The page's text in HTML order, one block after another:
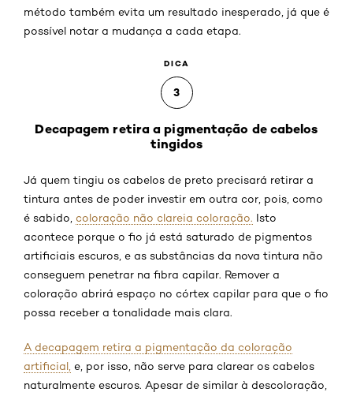
método também evita um resultado inesperado, já que é
possível notar a mudança a cada etapa.
DICA
3
Decapagem retira a pigmentação de cabelos
tingidos
Já quem tingiu os cabelos de preto precisará retirar a
tintura antes de poder investir em outra cor, pois, como
é sabido, coloração não clareia coloração. Isto
acontece porque o fio já está saturado de pigmentos
artificiais escuros, e as substâncias da nova tintura não
conseguem penetrar na fibra capilar. Remover a
coloração abrirá espaço no córtex capilar para que o fio
possa receber a tonalidade mais clara.
A decapagem retira a pigmentação da coloração
artificial, e, por isso, não serve para clarear os cabelos
naturalmente escuros. Apesar de similar à descoloração,